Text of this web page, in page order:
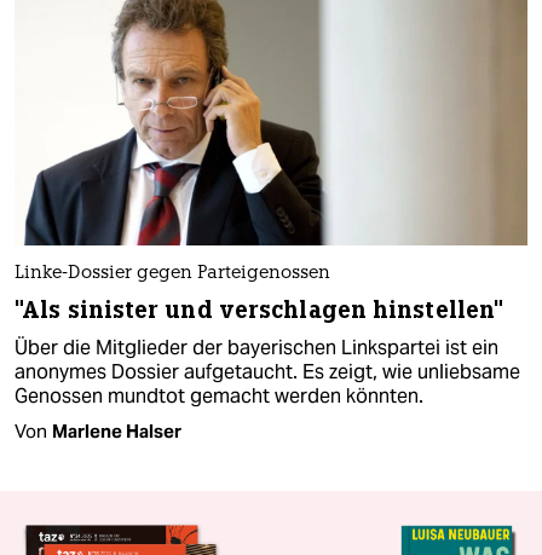
Linke-Dossier gegen Parteigenossen
"Als sinister und verschlagen hinstellen"
Über die Mitglieder der bayerischen Linkspartei ist ein
anonymes Dossier aufgetaucht. Es zeigt, wie unliebsame
Genossen mundtot gemacht werden könnten.
Von Marlene Halser